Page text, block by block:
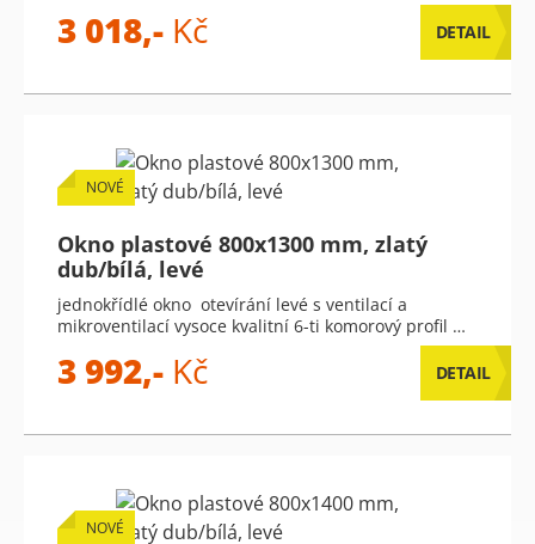
3 018,- Kč DETAIL
NOVÉ
Okno plastové 800x1300 mm, zlatý
dub/bílá, levé
jednokřídlé okno otevírání levé s ventilací a
mikroventilací vysoce kvalitní 6-ti komorový profil …
3 992,- Kč DETAIL
NOVÉ